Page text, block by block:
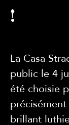
!
La Casa
public le 4
été choisie
brillant